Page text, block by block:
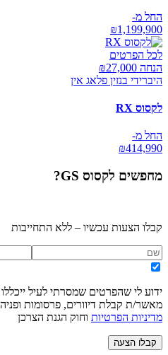
החל מ-
₪1,199,900
לכל הפרטים
הנחה ₪ 27,000
היברידי בנזין פלאג אין
לקסוס RX
החל מ-
₪414,990
מחפשים לקסוס GS ?
קבלו הצעות עכשיו – ללא התחייבות
ידוע לי שהפרטים שמסרתי לעיל
מאשר/ת קבלת דיוורים, פרסומות
מדיניות הפרטיות וחוק הגנת הצרכן
קבלו הצעה